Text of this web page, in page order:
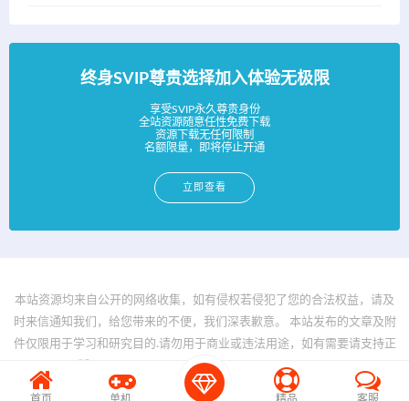
终身SVIP尊贵选择加入体验无极限
享受SVIP永久尊贵身份
全站资源随意任性免费下载
资源下载无任何限制
名额限量，即将停止开通
立即查看
本站资源均来自公开的网络收集，如有侵权若侵犯了您的合法权益，请及
时来信通知我们，给您带来的不便，我们深表歉意。 本站发布的文章及附
件仅限用于学习和研究目的.请勿用于商业或违法用途，如有需要请支持正
版。 © 2025 - www.bfya.com All rights reserved